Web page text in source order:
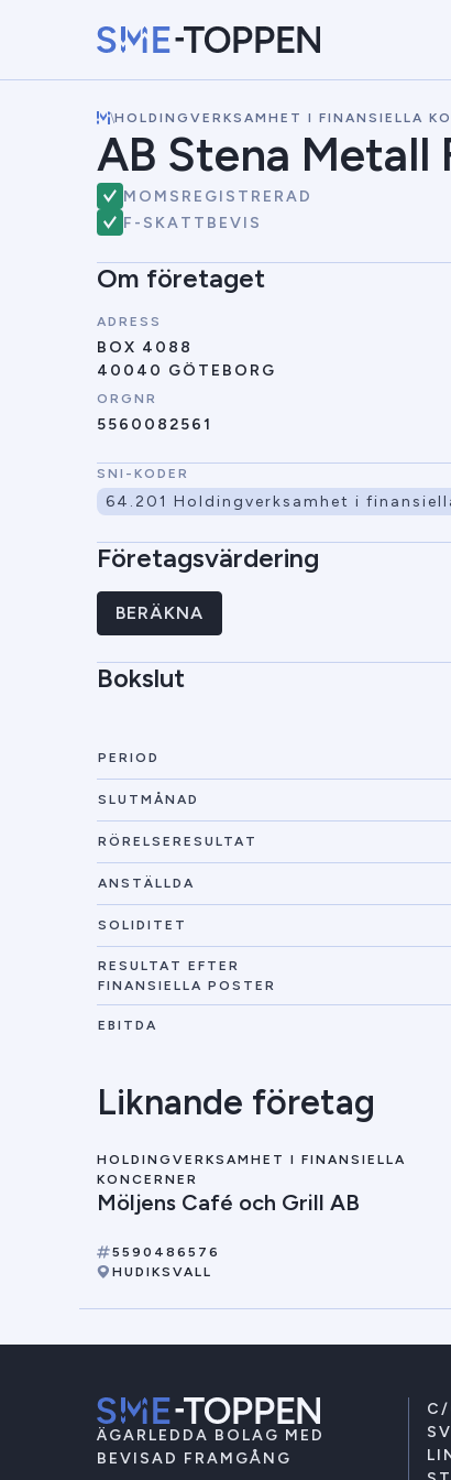
\HOLDINGVERKSAMHET I FINANSIELLA
AB Stena Metall
MOMSREGISTRERAD
F-SKATTBEVIS
Om företaget
ADRESS
BOX 4088
40040 GÖTEBORG
ORGNR
5560082561
SNI-KODER
64.201 Holdingverksamhet i
Företagsvärdering
BERÄKNA
Bokslut
PERIOD
SLUTMÅNAD
RÖRELSERESULTAT
ANSTÄLLDA
SOLIDITET
RESULTAT EFTER
FINANSIELLA POSTER
EBITDA
Liknande företag
HOLDINGVERKSAMHET I FINANSIELLA
KONCERNER
Möljens Café och Grill AB
5590486576
HUDIKSVALL
ÄGARLEDDA BOLAG MED
BEVISAD FRAMGÅNG
C/